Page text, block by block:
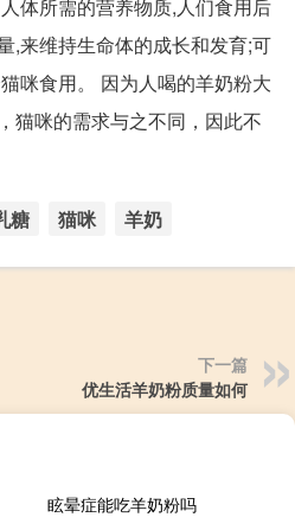
体所需的营养物质,人们食用后
,来维持生命体的成长和发育;可
咪食用。 因为人喝的羊奶粉大
猫咪的需求与之不同，因此不
糖 猫咪 羊奶
下一篇
优生活羊奶粉质量如何
眩晕症能吃羊奶粉吗